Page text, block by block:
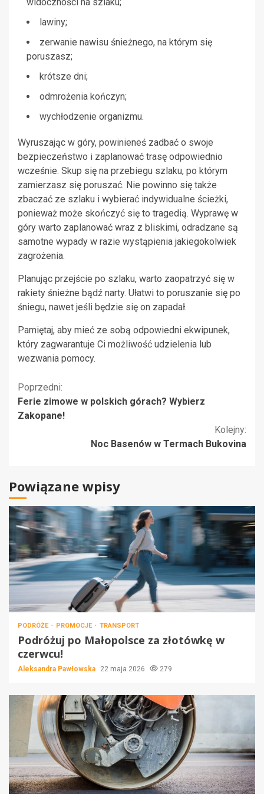
lawiny;
zerwanie nawisu śnieżnego, na którym się
poruszasz;
krótsze dni;
odmrożenia kończyn;
wychłodzenie organizmu.
Wyruszając w góry, powinieneś zadbać o swoje
bezpieczeństwo i zaplanować trasę odpowiednio
wcześnie. Skup się na przebiegu szlaku, po którym
zamierzasz się poruszać. Nie powinno się także
zbaczać ze szlaku i wybierać indywidualne ścieżki,
ponieważ może skończyć się to tragedią. Wyprawę w
góry warto zaplanować wraz z bliskimi, odradzane są
samotne wypady w razie wystąpienia jakiegokolwiek
zagrożenia.
Planując przejście po szlaku, warto zaopatrzyć się w
rakiety śnieżne bądź narty. Ułatwi to poruszanie się po
śniegu, nawet jeśli będzie się on zapadał.
Pamiętaj, aby mieć ze sobą odpowiedni ekwipunek,
który zagwarantuje Ci możliwość udzielenia lub
wezwania pomocy.
Kontynuuj
czytanie
Poprzedni:
Ferie zimowe w polskich górach? Wybierz
Zakopane!
Kolejny:
Noc Basenów w Termach Bukovina
Powiązane wpisy
PODRÓŻE PROMOCJE TRANSPORT
Podróżuj po Małopolsce za złotówkę w
czerwcu!
Aleksandra Pawłowska 22 maja 2026 279